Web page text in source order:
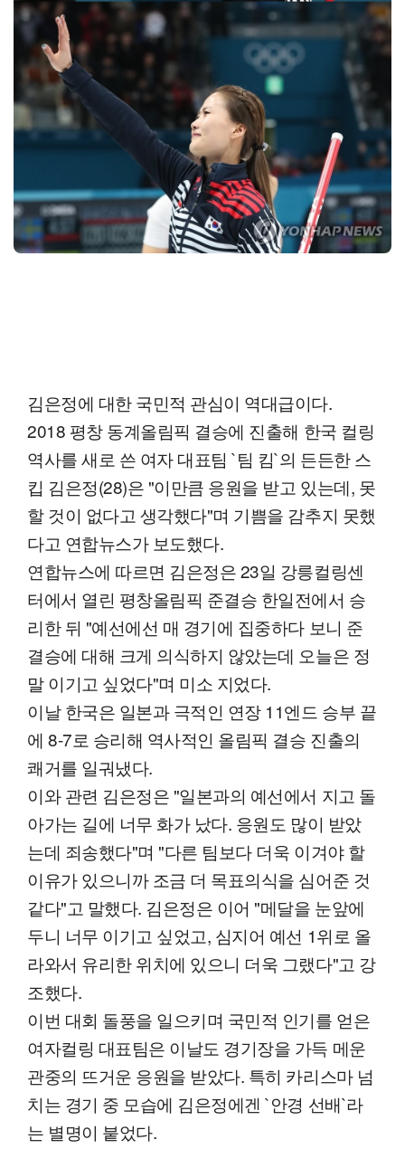
김은정에 대한 국민적 관심이 역대급이다.
2018 평창 동계올림픽 결승에 진출해 한국 컬링
역사를 새로 쓴 여자 대표팀 `팀 킴`의 든든한 스
킵 김은정(28)은 "이만큼 응원을 받고 있는데, 못
할 것이 없다고 생각했다"며 기쁨을 감추지 못했
다고 연합뉴스가 보도했다.
연합뉴스에 따르면 김은정은 23일 강릉컬링센
터에서 열린 평창올림픽 준결승 한일전에서 승
리한 뒤 "예선에선 매 경기에 집중하다 보니 준
결승에 대해 크게 의식하지 않았는데 오늘은 정
말 이기고 싶었다"며 미소 지었다.
이날 한국은 일본과 극적인 연장 11엔드 승부 끝
에 8-7로 승리해 역사적인 올림픽 결승 진출의
쾌거를 일궈냈다.
이와 관련 김은정은 "일본과의 예선에서 지고 돌
아가는 길에 너무 화가 났다. 응원도 많이 받았
는데 죄송했다"며 "다른 팀보다 더욱 이겨야 할
이유가 있으니까 조금 더 목표의식을 심어준 것
같다"고 말했다. 김은정은 이어 "메달을 눈앞에
두니 너무 이기고 싶었고, 심지어 예선 1위로 올
라와서 유리한 위치에 있으니 더욱 그랬다"고 강
조했다.
이번 대회 돌풍을 일으키며 국민적 인기를 얻은
여자컬링 대표팀은 이날도 경기장을 가득 메운
관중의 뜨거운 응원을 받았다. 특히 카리스마 넘
치는 경기 중 모습에 김은정에겐 `안경 선배`라
는 별명이 붙었다.